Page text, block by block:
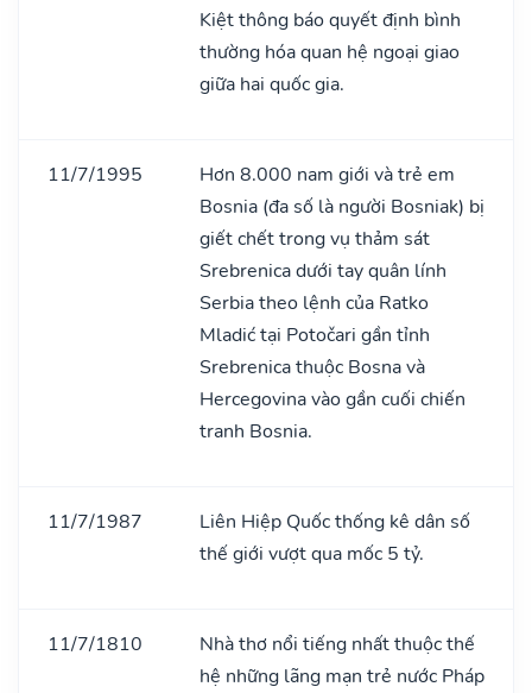
Kiệt thông báo quyết định bình
thường hóa quan hệ ngoại giao
giữa hai quốc gia.
11/7/1995
Hơn 8.000 nam giới và trẻ em
Bosnia (đa số là người Bosniak) bị
giết chết trong vụ thảm sát
Srebrenica dưới tay quân lính
Serbia theo lệnh của Ratko
Mladić tại Potočari gần tỉnh
Srebrenica thuộc Bosna và
Hercegovina vào gần cuối chiến
tranh Bosnia.
11/7/1987
Liên Hiệp Quốc thống kê dân số
thế giới vượt qua mốc 5 tỷ.
11/7/1810
Nhà thơ nổi tiếng nhất thuộc thế
hệ những lãng mạn trẻ nước Pháp